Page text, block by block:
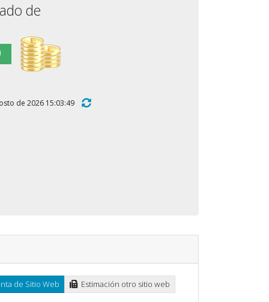
de
de 2026 15:03:49
de Sitio Web Estimación otro sitio web